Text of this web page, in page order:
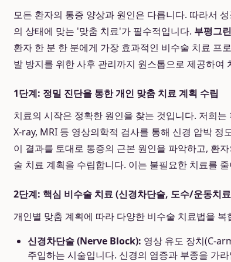
모든 환자의 통증 양상과 원인은 다릅니다. 따라서
의 상태에 맞는 '맞춤 치료'가 필수적입니다. 부평그
환자 한 분 한 분에게 가장 효과적인 비수술 치료 프
발 방지를 위한 사후 관리까지 원스톱으로 제공하여
1단계: 정밀 진단을 통한 개인 맞춤 치료 계획 수립
치료의 시작은 정확한 원인을 찾는 것입니다. 저희
X-ray, MRI 등 영상의학적 검사를 통해 신경 압박
이 결과를 토대로 통증의 근본 원인을 파악하고, 환
술 치료 계획을 수립합니다. 이는 불필요한 치료를
2단계: 핵심 비수술 치료 (신경차단술, 도수/운동치
개인별 맞춤 계획에 따라 다양한 비수술 치료법을
신경차단술 (Nerve Block): 영상 유도 장치(C-
주입하는 시술입니다. 신경의 염증과 부종을 가